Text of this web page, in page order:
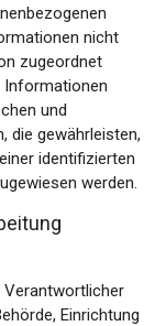
nicht
zugeordnet
Informationen
und
die gewährleisten,
identifizierten
werden.
Einrichtung